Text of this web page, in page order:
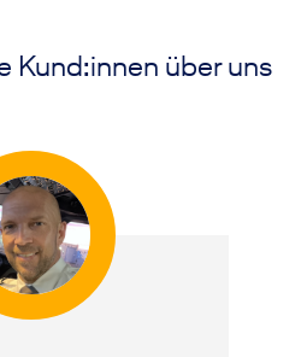
Kund:innen über uns